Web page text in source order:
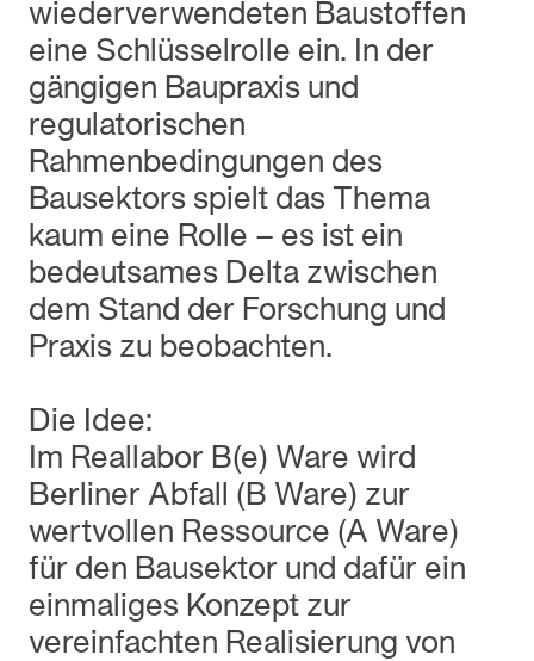
wiederverwendeten Baustoffen
eine Schlüsselrolle ein. In der
gängigen Baupraxis und
regulatorischen
Rahmenbedingungen des
Bausektors spielt das Thema
kaum eine Rolle – es ist ein
bedeutsames Delta zwischen
dem Stand der Forschung und
Praxis zu beobachten.
Die Idee:
Im Reallabor B(e) Ware wird
Berliner Abfall (B Ware) zur
wertvollen Ressource (A Ware)
für den Bausektor und dafür ein
einmaliges Konzept zur
vereinfachten Realisierung von